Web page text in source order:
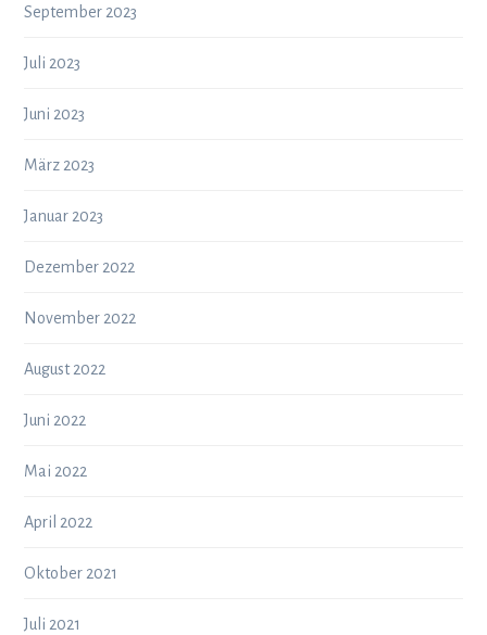
September 2023
Juli 2023
Juni 2023
März 2023
Januar 2023
Dezember 2022
November 2022
August 2022
Juni 2022
Mai 2022
April 2022
Oktober 2021
Juli 2021